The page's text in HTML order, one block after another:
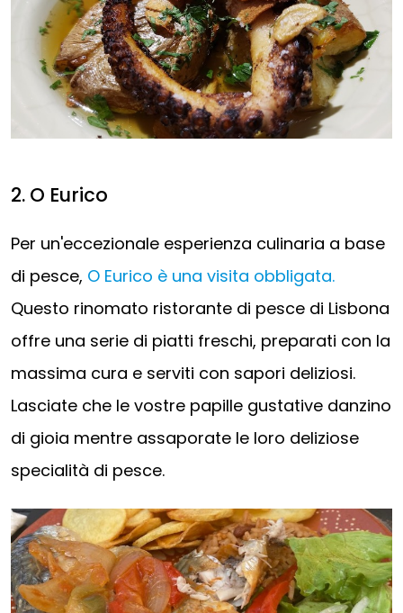
2. O Eurico
Per un'eccezionale esperienza culinaria a base
di pesce, O Eurico è una visita obbligata.
Questo rinomato ristorante di pesce di Lisbona
offre una serie di piatti freschi, preparati con la
massima cura e serviti con sapori deliziosi.
Lasciate che le vostre papille gustative danzino
di gioia mentre assaporate le loro deliziose
specialità di pesce.